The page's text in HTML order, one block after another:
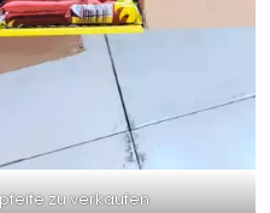
zu verkaufen